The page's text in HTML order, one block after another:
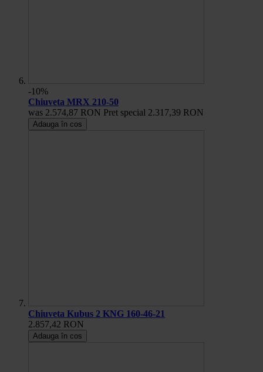
-10%
Chiuveta MRX 210-50
was 2.574,87 RON Pret special 2.317,39 RON
Adauga în cos
Chiuveta Kubus 2 KNG 160-46-21
2.857,42 RON
Adauga în cos